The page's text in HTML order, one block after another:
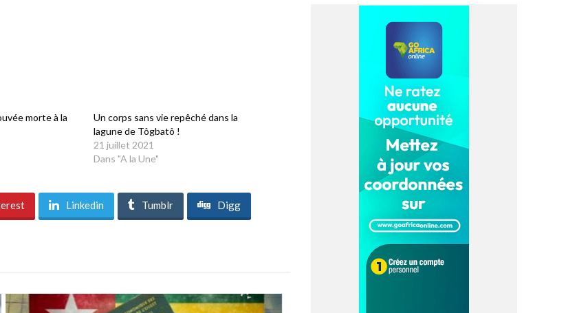
morte à la
Un corps sans vie repêché dans la
lagune de Tôgbatô !
21 juillet 2021
Dans "A la Une"
Linkedin Tumblr Digg